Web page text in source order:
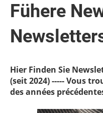
Fühere
Hier Finden Sie
(seit 2024) ----- Vous
des années